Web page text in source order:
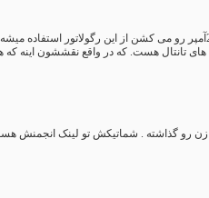
تانتال هست. که در واقع نقششون اینه که
خازن رو گذاشته . شماتیکش تو لینک انجمنش